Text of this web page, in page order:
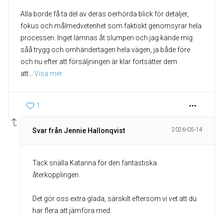
Alla borde få ta del av deras oerhörda blick för detaljer,
fokus och målmedvetenhet som faktiskt genomsyrar hela
processen. Inget lämnas åt slumpen och jag kände mig
såå trygg och omhändertagen hela vägen, ja både före
och nu efter att försäljningen är klar fortsätter dem
att
Visa mer
1
Svar från Jennie Hallonqvist 2026-05-14
Tack snälla Katarina för den fantastiska
återkopplingen.
Det gör oss extra glada, särskilt eftersom vi vet att du
har flera att jämföra med.